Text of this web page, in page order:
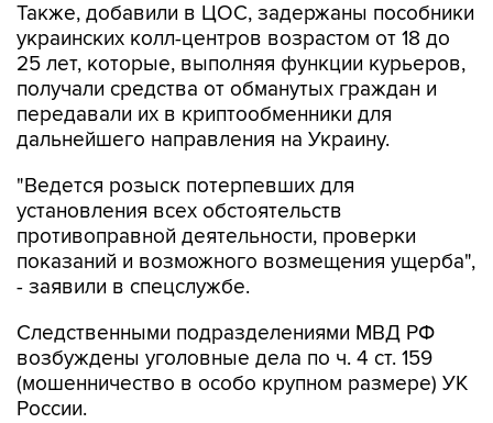
Также, добавили в ЦОС, задержаны пособники
украинских колл-центров возрастом от 18 до
25 лет, которые, выполняя функции курьеров,
получали средства от обманутых граждан и
передавали их в криптообменники для
дальнейшего направления на Украину.
"Ведется розыск потерпевших для
установления всех обстоятельств
противоправной деятельности, проверки
показаний и возможного возмещения ущерба",
- заявили в спецслужбе.
Следственными подразделениями МВД РФ
возбуждены уголовные дела по ч. 4 ст. 159
(мошенничество в особо крупном размере) УК
России.